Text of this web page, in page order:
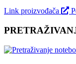
Link proizvođača